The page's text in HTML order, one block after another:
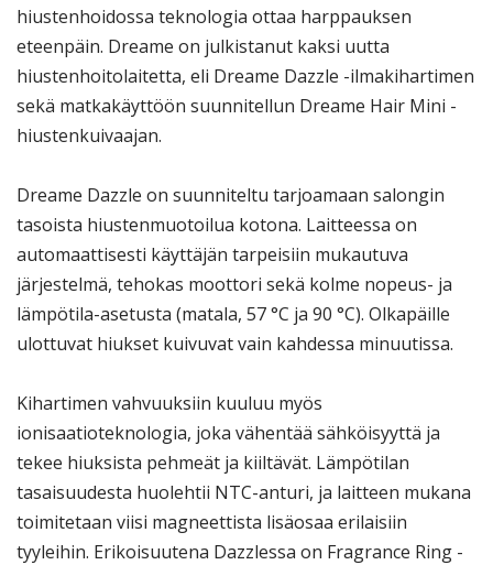
hiustenhoidossa teknologia ottaa harppauksen
eteenpäin. Dreame on julkistanut kaksi uutta
hiustenhoitolaitetta, eli Dreame Dazzle -ilmakihartimen
sekä matkakäyttöön suunnitellun Dreame Hair Mini -
hiustenkuivaajan.
Dreame Dazzle on suunniteltu tarjoamaan salongin
tasoista hiustenmuotoilua kotona. Laitteessa on
automaattisesti käyttäjän tarpeisiin mukautuva
järjestelmä, tehokas moottori sekä kolme nopeus- ja
lämpötila-asetusta (matala, 57 °C ja 90 °C). Olkapäille
ulottuvat hiukset kuivuvat vain kahdessa minuutissa.
Kihartimen vahvuuksiin kuuluu myös
ionisaatioteknologia, joka vähentää sähköisyyttä ja
tekee hiuksista pehmeät ja kiiltävät. Lämpötilan
tasaisuudesta huolehtii NTC-anturi, ja laitteen mukana
toimitetaan viisi magneettista lisäosaa erilaisiin
tyyleihin. Erikoisuutena Dazzlessa on Fragrance Ring -